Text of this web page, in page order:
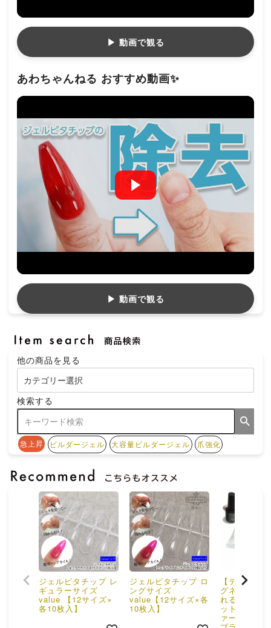
▶ 動画で観る
あわちゃんねる おすすめ動画✨
▶ 動画で観る
他の商品を見る
検索する
急上昇 ビルダージェル 大容量ビルダージェル 爪強化
ジェルピタチップ レ
ギュラーサイズ
value 【12サイズ×
各10枚入】
ジェルピタチップ ロ
ングサイズ
value【12サイズ×各
10枚入】
【テキスト
グネイルが
れる！ジェ
ット(スポン
ァー[C5-4]